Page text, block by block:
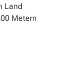
Land
Metern